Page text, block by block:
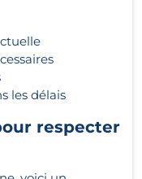
les délais
respecter